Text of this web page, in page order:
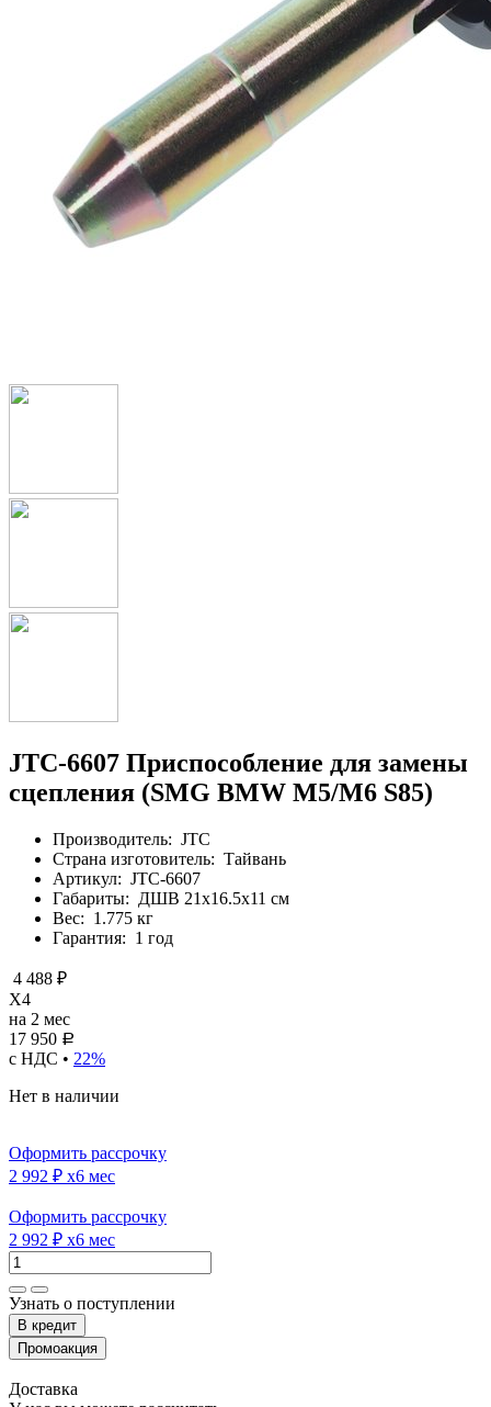
JTC-6607 Приспособление для замены
сцепления (SMG BMW M5/M6 S85)
Производитель: JTC
Страна изготовитель: Тайвань
Артикул: JTC-6607
Габариты: ДШВ 21х16.5х11 см
Вес: 1.775 кг
Гарантия: 1 год
4 488 ₽
X4
на 2 мес
17 950 Р
с НДС • 22%
Нет в наличии
Оформить рассрочку
2 992 ₽ x6 мес
Оформить рассрочку
2 992 ₽ x6 мес
Узнать о поступлении
Доставка